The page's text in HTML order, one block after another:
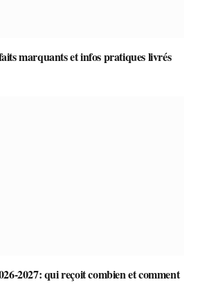
marquants et infos pratiques livrés
2027: qui reçoit combien et comment